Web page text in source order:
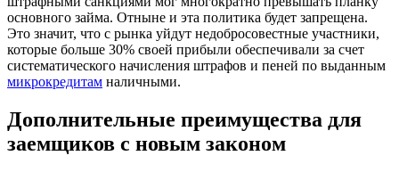
основного займа. Отныне и эта политика будет запрещена.
Это значит, что с рынка уйдут недобросовестные участники,
которые больше 30% своей прибыли обеспечивали за счет
систематического начисления штрафов и пеней по выданным
микрокредитам наличными.
Дополнительные преимущества для
заемщиков с новым законом